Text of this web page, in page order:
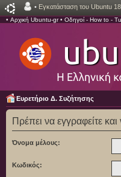
• Εγκατάσταση του Ubuntu
• Αρχική Ubuntu-gr• Οδηγοί - How to -
Ευρετήριο Δ. Συζήτησης
Πρέπει να εγγραφείτε
Όνομα μέλους:
Κωδικός: